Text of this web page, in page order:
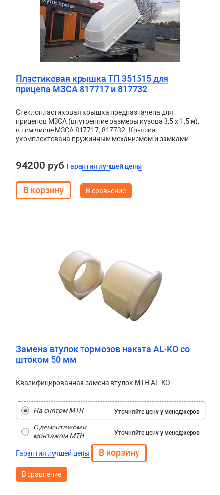
Пластиковая крышка ТП 351515 для
прицепа МЗСА 817717 и 817732
Стеклопластиковая крышка предназначена для
прицепов МЗСА (внутренние размеры кузова 3,5 х 1,5 м),
в том числе МЗСА 817717, 817732. Крышка
укомплектована пружинным механизмом и замками.
94200 руб Гарантия лучшей цены
В сравнение
Замена втулок тормозов наката AL-KO со
штоком 50 мм
Квалифицированная замена втулок МТН AL-KO.
На снятом МТН Уточняйте цену у менеджеров
С демонтажом и
монтажом МТН
Уточняйте цену у менеджеров
Гарантия лучшей цены
В сравнение